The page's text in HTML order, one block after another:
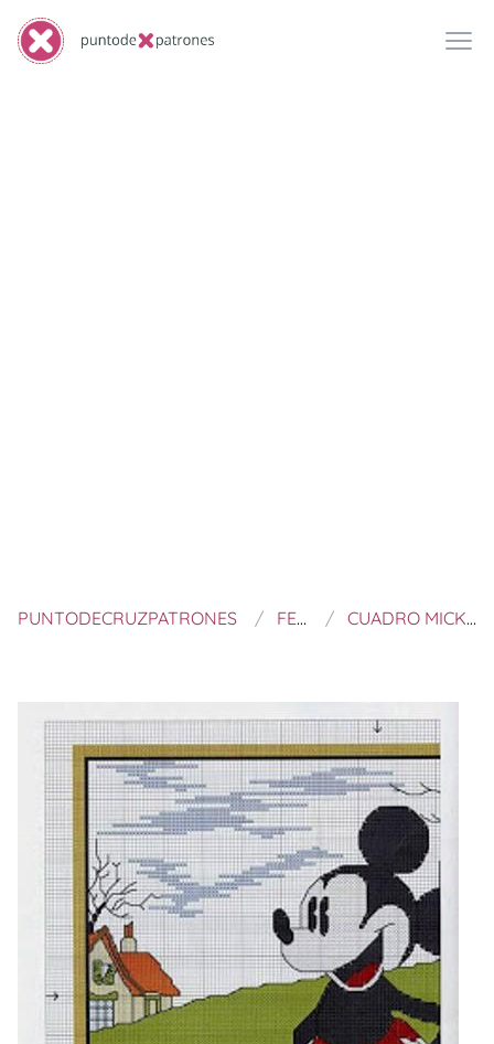
PUNTODECRUZPATRONES FELTROS E BORDADOS CUADRO MICKEY Y MINNIE MOUSE EN COCHE A PUNTO DE CRUZ